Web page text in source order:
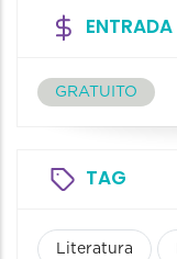
ENTRADA
GRATUITO
TAG
Literatura